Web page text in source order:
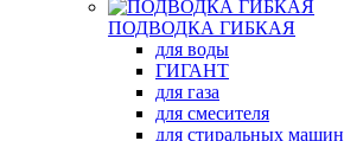
ПОДВОДКА ГИБКАЯ
для воды
ГИГАНТ
для газа
для смесителя
для стиральных машин